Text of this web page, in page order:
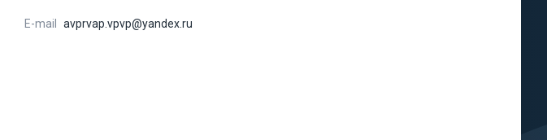
E-mail avprvap.vpvp@yandex.ru